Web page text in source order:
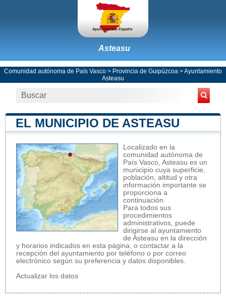
Asteasu
Comunidad autónoma de País Vasco > Provincia de Guipúzcoa >Ayuntamiento
Asteasu
EL MUNICIPIO DE ASTEASU
Localizado en la
comunidad autónoma de
País Vasco, Asteasu es un
municipio cuya superficie,
población, altitud y otra
información importante se
proporciona a
continuación.
Para todos sus
procedimientos
administrativos, puede
dirigirse al ayuntamiento
de Asteasu en la dirección
y horarios indicados en esta página, o contactar a la
recepción del ayuntamiento por teléfono o por correo
electrónico según su preferencia y datos disponibles.
Actualizar los datos